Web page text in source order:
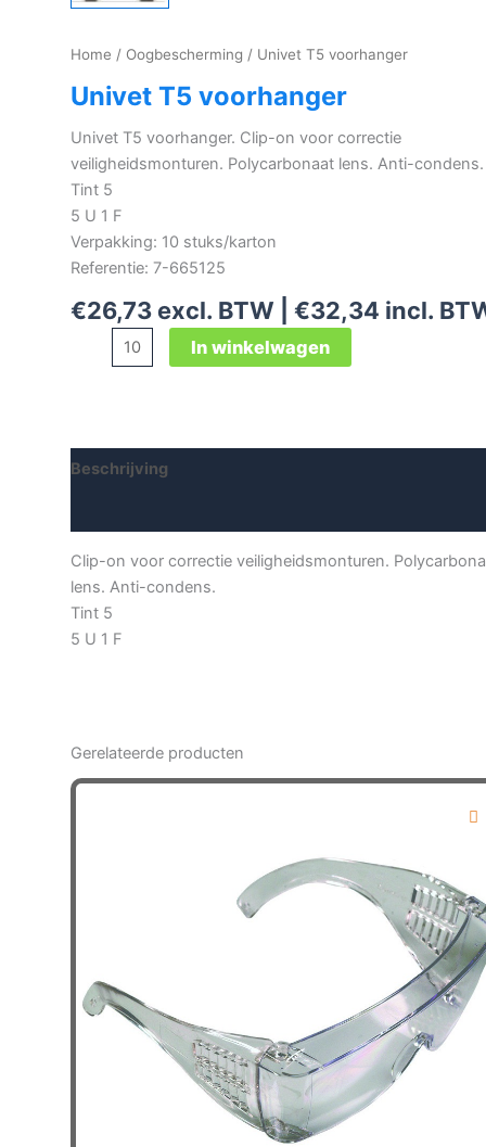
Home / Oogbescherming / Univet T5 voorhanger
Univet T5 voorhanger
Univet T5 voorhanger. Clip-on voor correctie
veiligheidsmonturen. Polycarbonaat lens. Anti-condens.
Tint 5
5 U 1 F
Verpakking: 10 stuks/karton
Referentie: 7-665125
€26,73 excl. BTW | €32,34 incl.
In winkelwagen
Beschrijving
Clip-on voor correctie veiligheidsmonturen.
lens. Anti-condens.
Tint 5
5 U 1 F
Gerelateerde producten